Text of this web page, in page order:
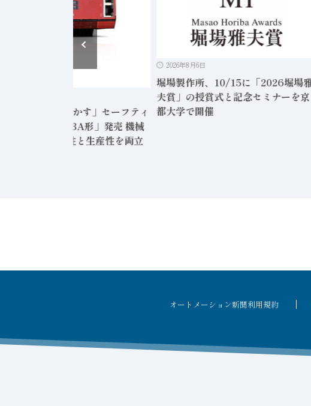
富士電機、軽量化と耐久性を向上し
たグローバル向け新型中性子サーベ
イメータ発売
オートメーション新聞利用規約